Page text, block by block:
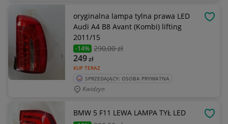
oryginalna lampa tylna prawa LED
Audi A4 B8 Avant (Kombi) lifting
2011/15
-14% 290,00 zł
KUP TERAZ
249zł
SPRZEDAJĄCY: OSOBA PRYWATNA
Kwidzyn
BMW 5 F11 LEWA LAMPA TYŁ LED